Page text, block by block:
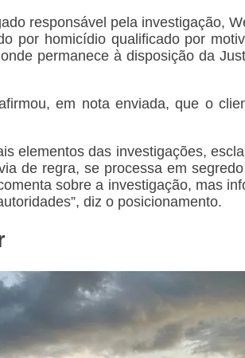
responsável pela investigação,
por homicídio qualificado por
permanece à disposição da
em nota enviada, que o
elementos das investigações,
de regra, se processa em
sobre a investigação, mas
diz o posicionamento.